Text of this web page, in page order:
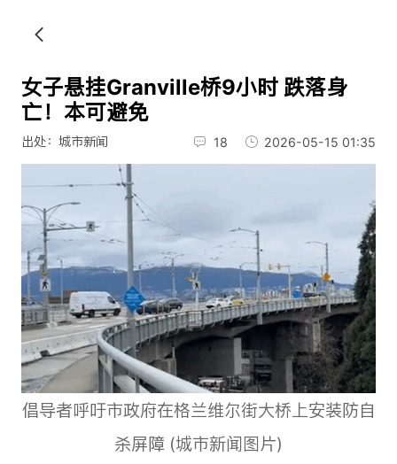
女子悬挂Granville桥9小时 跌落身
亡！本可避免
出处：城市新闻 18 2026-05-15 01:35
倡导者呼吁市政府在格兰维尔街大桥上安装防自
杀屏障 (城市新闻图片)